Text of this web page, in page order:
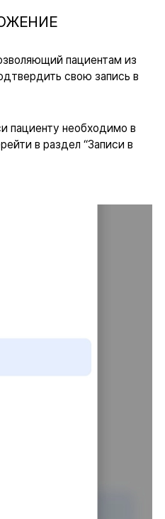
пациентам из
свою запись в
пациенту необходимо в
в раздел “Записи в